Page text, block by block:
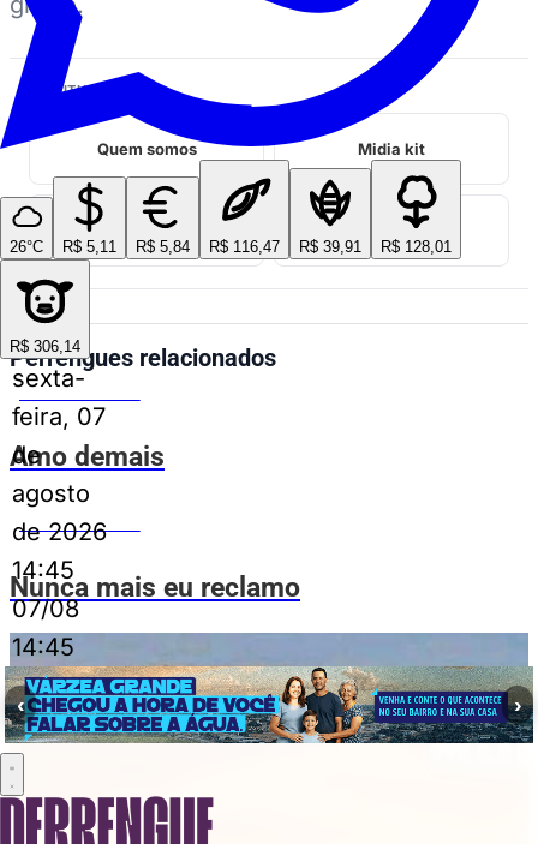
26°C R$ 5,11 R$ 5,84 R$ 116,47 R$ 39,91 R$ 128,01
R$ 306,14
sexta-
feira, 07
de
agosto
de 2026
14:45
07/08
14:45
‹ ›
INSTITUCIONAL
Quem somos Midia kit
Fale conosco Privacidade
Perrengues relacionados
Amo demais
MEMES DO VOVÔ
Nunca mais eu reclamo